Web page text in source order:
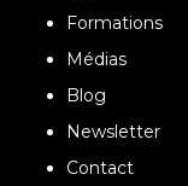
Formations
Médias
Blog
Newsletter
Contact